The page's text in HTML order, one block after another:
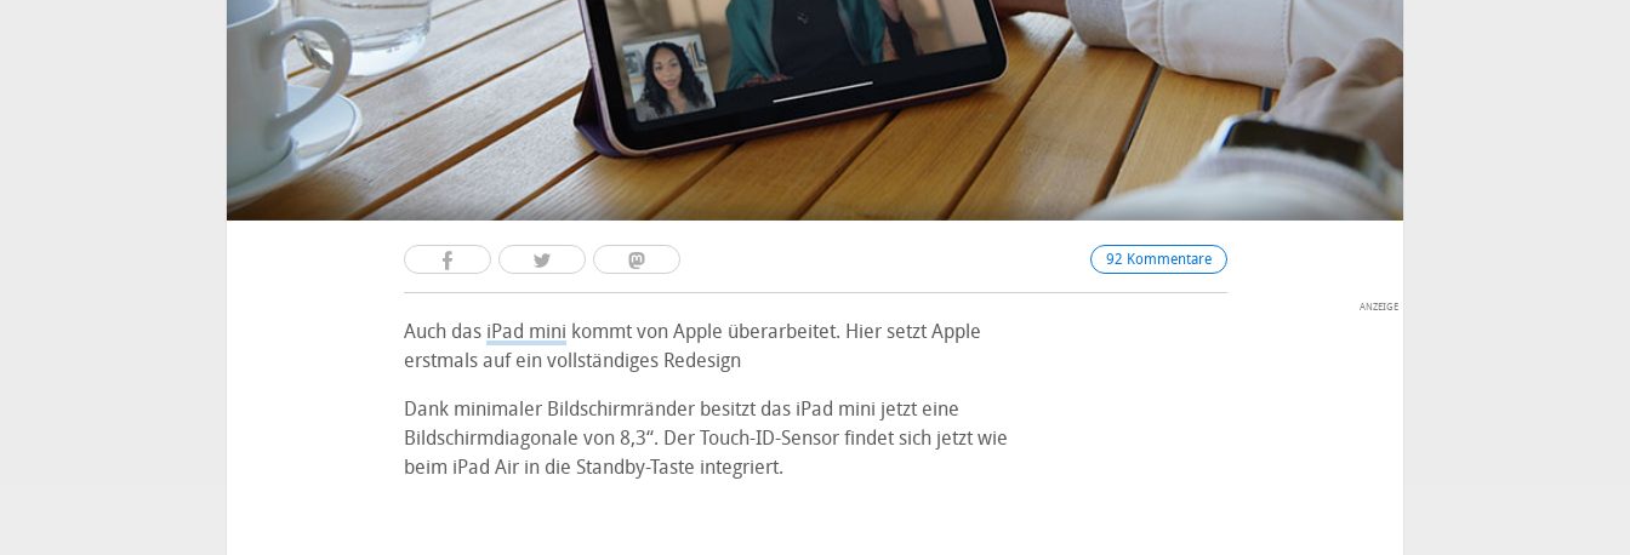
92 Kommentare
Auch das iPad mini kommt von Apple überarbeitet. Hier setzt Apple
erstmals auf ein vollständiges Redesign
Dank minimaler Bildschirmränder besitzt das iPad mini jetzt eine
Bildschirmdiagonale von 8,3“. Der Touch-ID-Sensor findet sich jetzt wie
beim iPad Air in die Standby-Taste integriert.